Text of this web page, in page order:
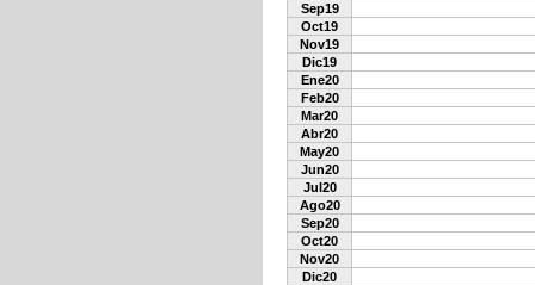
Sep19
Oct19
Nov19
Dic19
Ene20
Feb20
Mar20
Abr20
May20
Jun20
Jul20
Ago20
Sep20
Oct20
Nov20
Dic20